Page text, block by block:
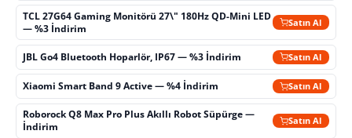
TCL 27G64 Gaming Monitörü 27\" 180Hz QD-Mini LED
— %3 İndirim
Satın Al
JBL Go4 Bluetooth Hoparlör, IP67 — %3 İndirim Satın Al
Xiaomi Smart Band 9 Active — %4 İndirim Satın Al
Roborock Q8 Max Pro Plus Akıllı Robot Süpürge —
İndirim
Satın Al